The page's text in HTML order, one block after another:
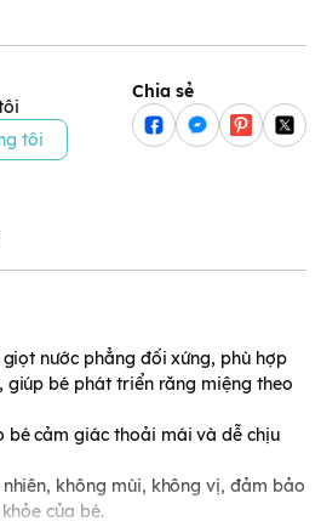
tôi
Chia sẻ
nước phẳng đối xứng, phù hợp
giúp bé phát triển răng miệng theo
bé cảm giác thoải mái và dễ chịu
không mùi, không vị, đảm bảo
của bé.